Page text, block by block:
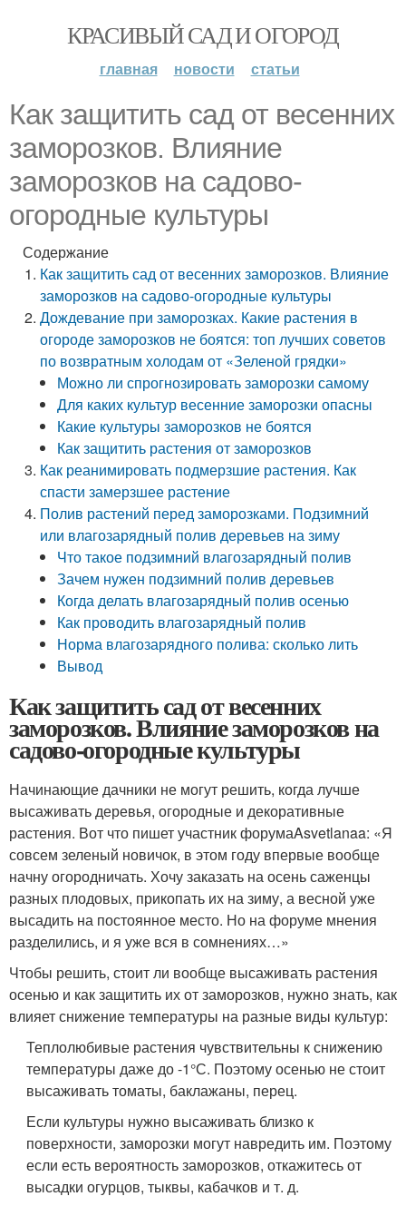
КРАСИВЫЙ САД И ОГОРОД
главная новости статьи
Как защитить сад от весенних
заморозков. Влияние
заморозков на садово-
огородные культуры
Содержание
Как защитить сад от весенних заморозков. Влияние
заморозков на садово-огородные культуры
Дождевание при заморозках. Какие растения в
огороде заморозков не боятся: топ лучших советов
по возвратным холодам от «Зеленой грядки»
Можно ли спрогнозировать заморозки самому
Для каких культур весенние заморозки опасны
Какие культуры заморозков не боятся
Как защитить растения от заморозков
Как реанимировать подмерзшие растения. Как
спасти замерзшее растение
Полив растений перед заморозками. Подзимний
или влагозарядный полив деревьев на зиму
Что такое подзимний влагозарядный полив
Зачем нужен подзимний полив деревьев
Когда делать влагозарядный полив осенью
Как проводить влагозарядный полив
Норма влагозарядного полива: сколько лить
Вывод
Как защитить сад от весенних
заморозков. Влияние заморозков на
садово-огородные культуры
Начинающие дачники не могут решить, когда лучше
высаживать деревья, огородные и декоративные
растения. Вот что пишет участник форумаAsvetlanaa: «Я
совсем зеленый новичок, в этом году впервые вообще
начну огородничать. Хочу заказать на осень саженцы
разных плодовых, прикопать их на зиму, а весной уже
высадить на постоянное место. Но на форуме мнения
разделились, и я уже вся в сомнениях…»
Чтобы решить, стоит ли вообще высаживать растения
осенью и как защитить их от заморозков, нужно знать, как
влияет снижение температуры на разные виды культур:
Теплолюбивые растения чувствительны к снижению
температуры даже до -1°С. Поэтому осенью не стоит
высаживать томаты, баклажаны, перец.
Если культуры нужно высаживать близко к
поверхности, заморозки могут навредить им. Поэтому
если есть вероятность заморозков, откажитесь от
высадки огурцов, тыквы, кабачков и т. д.